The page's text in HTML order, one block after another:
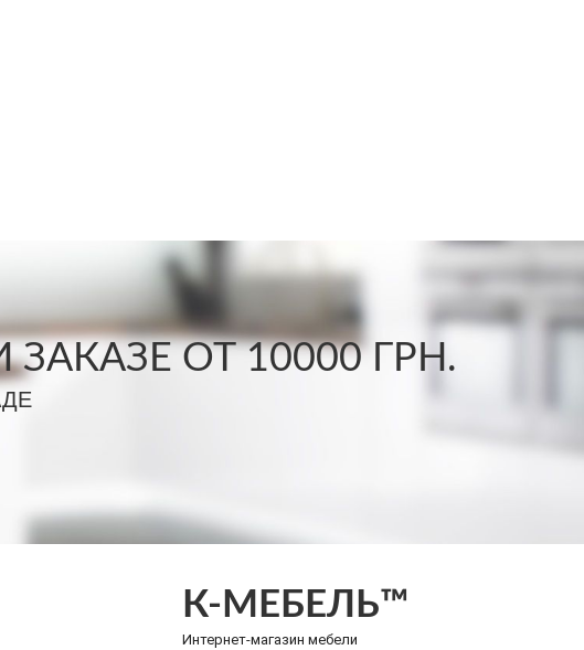
ОТ 10000 ГРН.
К-МЕБЕЛЬ™
Интернет-магазин мебели